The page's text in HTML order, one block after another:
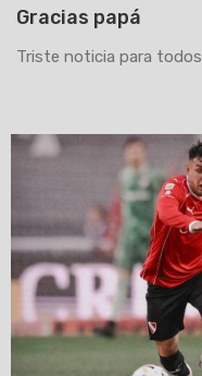
Gracias papá
Triste noticia para todos